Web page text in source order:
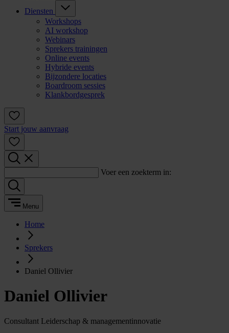
Diensten
Workshops
AI workshop
Webinars
Sprekers trainingen
Online events
Hybride events
Bijzondere locaties
Boardroom sessies
Klankbordgesprek
Start jouw aanvraag
Voer een zoekterm in:
Menu
Home
Sprekers
Daniel Ollivier
Daniel Ollivier
Consultant Leiderschap & managementinnovatie